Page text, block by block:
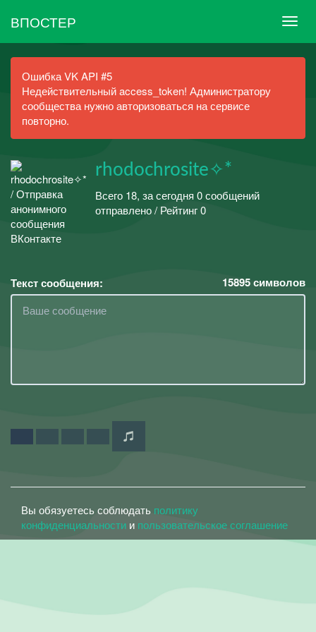
ВПОСТЕР
Ошибка VK API #5
Недействительный access_token! Администратору
сообщества нужно авторизоваться на сервисе
повторно.
rhodochrosite✧*
Всего 18, за сегодня 0 сообщений
отправлено / Рейтинг 0
Текст сообщения: 15895символов
Вы обязуетесь соблюдать политику
конфиденциальности и пользовательское соглашение